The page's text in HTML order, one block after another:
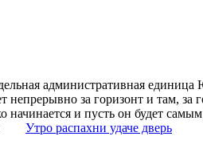
административная
непрерывно за горизонт и там, за
начинается и пусть он будет
Утро распахни удаче дверь